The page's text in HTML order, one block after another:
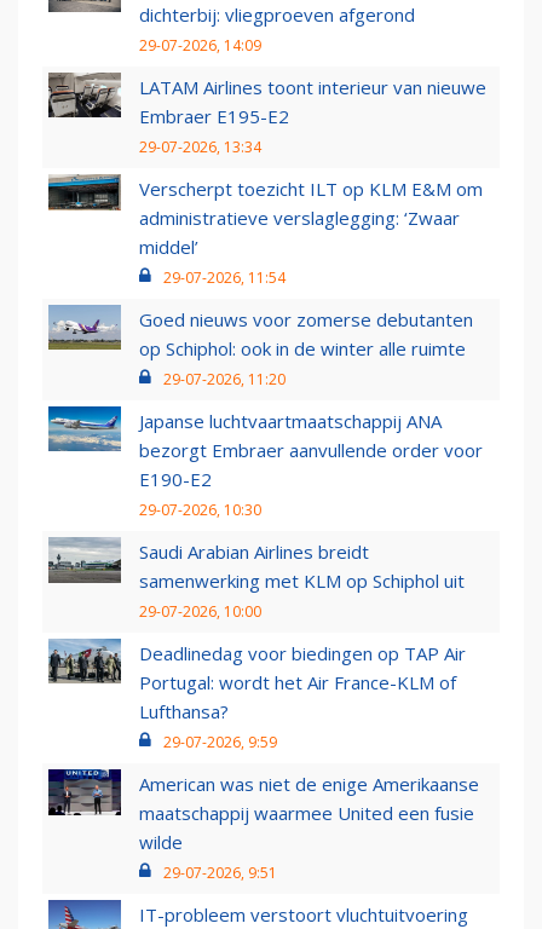
dichterbij: vliegproeven afgerond
29-07-2026, 14:09
LATAM Airlines toont interieur van nieuwe
Embraer E195-E2
29-07-2026, 13:34
Verscherpt toezicht ILT op KLM E&M om
administratieve verslaglegging: ‘Zwaar
middel’
29-07-2026, 11:54
Goed nieuws voor zomerse debutanten
op Schiphol: ook in de winter alle ruimte
29-07-2026, 11:20
Japanse luchtvaartmaatschappij ANA
bezorgt Embraer aanvullende order voor
E190-E2
29-07-2026, 10:30
Saudi Arabian Airlines breidt
samenwerking met KLM op Schiphol uit
29-07-2026, 10:00
Deadlinedag voor biedingen op TAP Air
Portugal: wordt het Air France-KLM of
Lufthansa?
29-07-2026, 9:59
American was niet de enige Amerikaanse
maatschappij waarmee United een fusie
wilde
29-07-2026, 9:51
IT-probleem verstoort vluchtuitvoering